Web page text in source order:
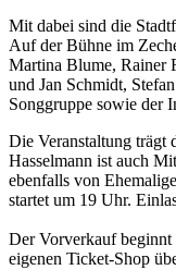
Mit dabei sind die
Auf der Bühne im
Martina Blume, Rainer
und Jan Schmidt,
Songgruppe sowie der
Die Veranstaltung trägt
Hasselmann ist auch
ebenfalls von
startet um 19 Uhr.
Der Vorverkauf
eigenen Ticket-Shop